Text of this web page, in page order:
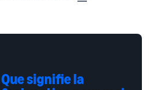
Que signifie la